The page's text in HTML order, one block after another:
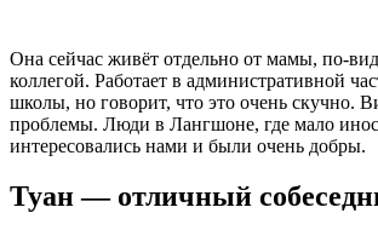
Она сейчас живёт отдельно от мамы,
коллегой. Работает в административной
школы, но говорит, что это очень скучно.
проблемы. Люди в Лангшоне, где мало
интересовались нами и были очень добры.
Туан — отличный